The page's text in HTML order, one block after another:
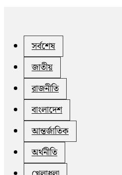
সর্বশেষ
জাতীয়
রাজনীতি
বাংলাদেশ
আন্তর্জাতিক
অর্থনীতি